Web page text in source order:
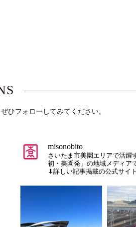
ひフォローしてみてください。
misonobito
さいたま市美園エリアで活躍
初・美園発」の地域メディア
⬇︎詳しい記事掲載の公式サイ